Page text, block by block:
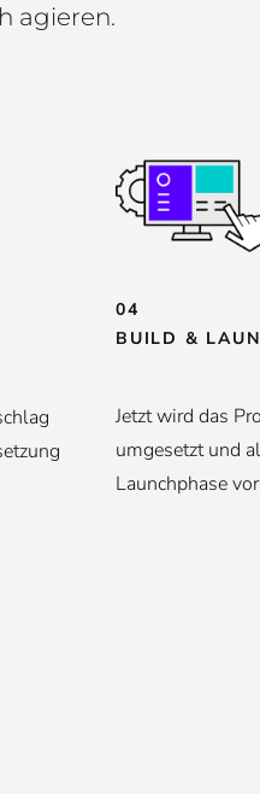
agieren.
04
BUILD &
Jetzt wird das
umgesetzt und
Launchphase